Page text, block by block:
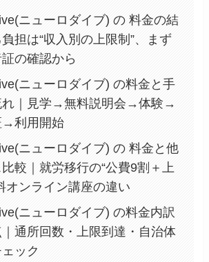
ニューロダイブ) の 料金の結
担は“収入別の上限制”、まず
の確認から
ニューロダイブ) の料金と手
れ｜見学→無料説明会→体験→
→利用開始
ニューロダイブ) の 料金と他
較｜就労移行の“公費9割＋上
オンライン講座の違い
ニューロダイブ) の料金内訳
｜通所回数・上限到達・自治体
ック